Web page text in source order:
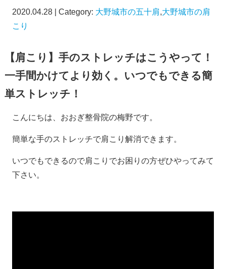
2020.04.28 | Category: 大野城市の五十肩,大野城市の肩
こり
【肩こり】手のストレッチはこうやって！
一手間かけてより効く。いつでもできる簡
単ストレッチ！
こんにちは、おおぎ整骨院の梅野です。
簡単な手のストレッチで肩こり解消できます。
いつでもできるので肩こりでお困りの方ぜひやってみて
下さい。